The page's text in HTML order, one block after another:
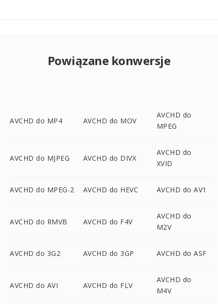
Powiązane konwersje
AVCHD do MP4 AVCHD do MOV
AVCHD do
MPEG
AVCHD do MJPEG AVCHD do DIVX
AVCHD do
XVID
AVCHD do MPEG-2 AVCHD do HEVC AVCHD do AV1
AVCHD do RMVB AVCHD do F4V
AVCHD do
M2V
AVCHD do 3G2 AVCHD do 3GP AVCHD do ASF
AVCHD do AVI AVCHD do FLV
AVCHD do
M4V